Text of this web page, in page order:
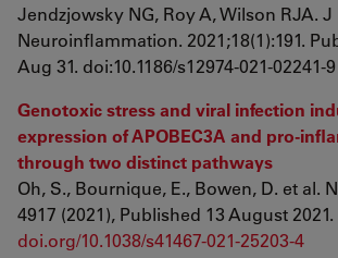
Jendzjowsky NG, Roy A, Wilson RJA. J
Neuroinflammation. 2021;18(1):191.
Aug 31. doi:10.1186/s12974-021-02241-9
Genotoxic stress and viral infection
expression of APOBEC3A and pro-
through two distinct pathways
Oh, S., Bournique, E., Bowen, D. et al.
4917 (2021), Published 13 August 2021.
doi.org/10.1038/s41467-021-25203-4